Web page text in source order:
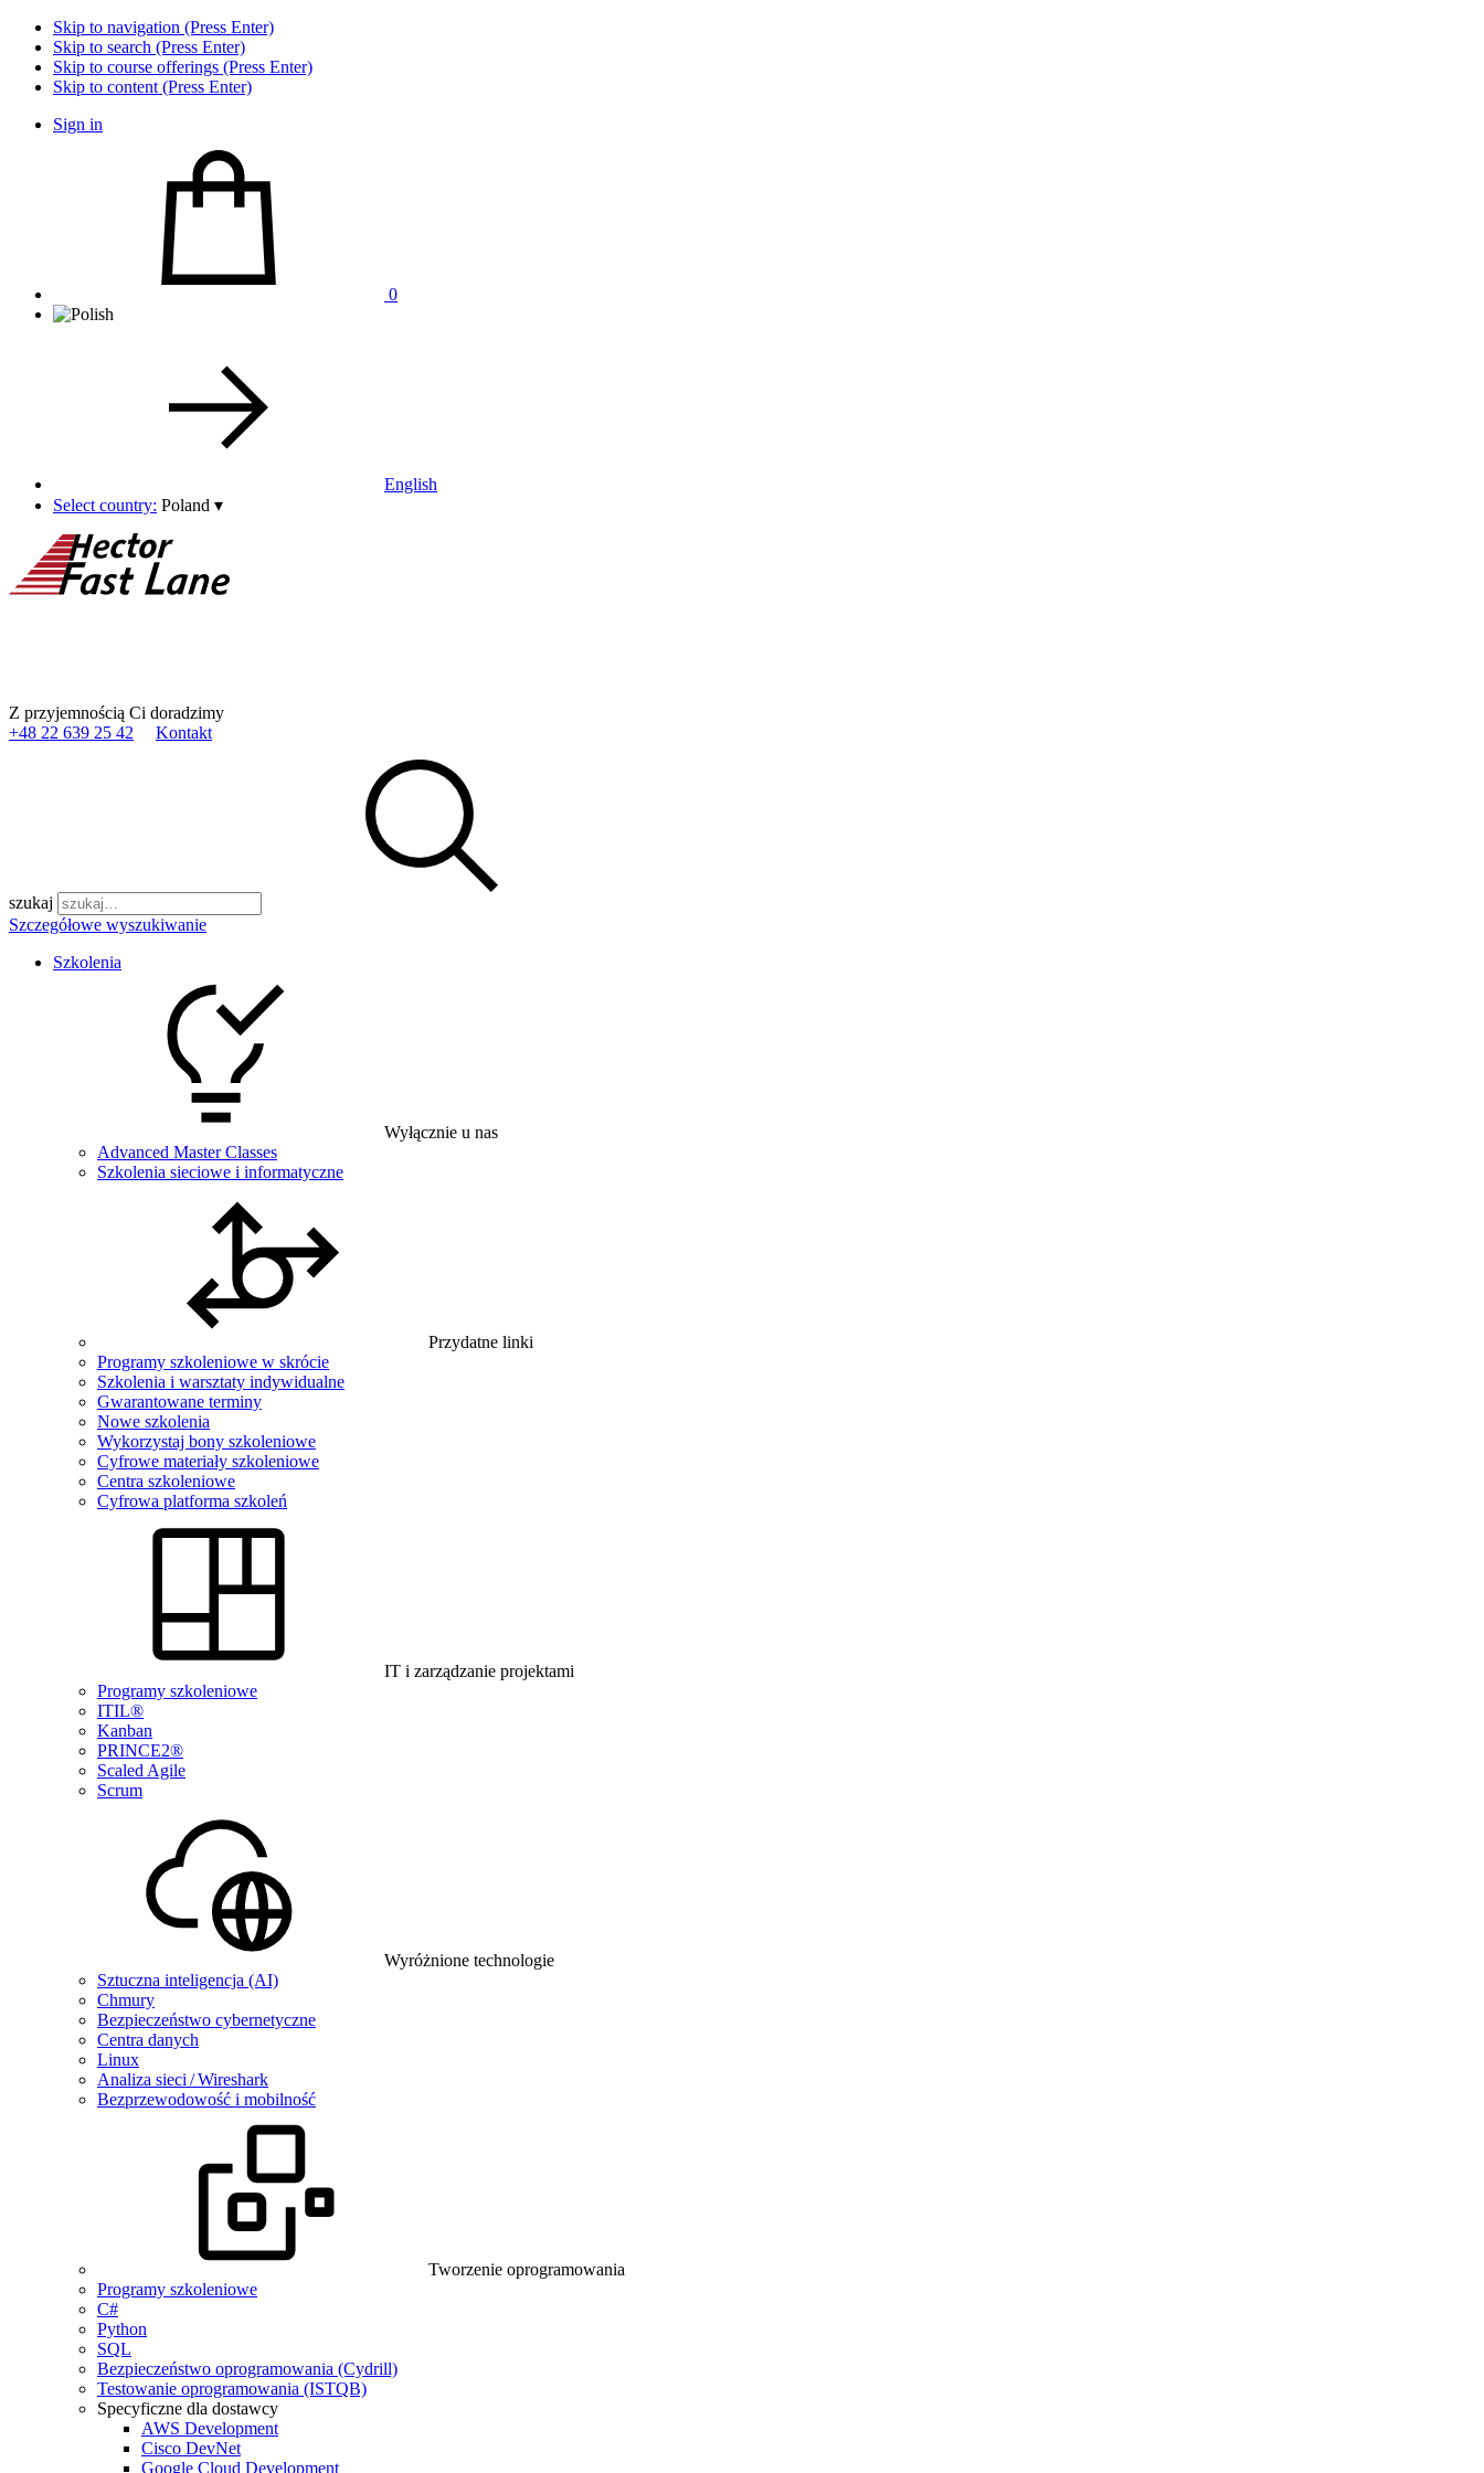
Skip to navigation (Press Enter)
Skip to search (Press Enter)
Skip to course offerings (Press Enter)
Skip to content (Press Enter)
Sign in
0
English
Select country: Poland ▾
Z przyjemnością Ci doradzimy
+48 22 639 25 42
Kontakt
szukaj
Szczegółowe wyszukiwanie
Szkolenia
Wyłącznie u nas
Advanced Master Classes
Szkolenia sieciowe i informatyczne
Przydatne linki
Programy szkoleniowe w skrócie
Szkolenia i warsztaty indywidualne
Gwarantowane terminy
Nowe szkolenia
Wykorzystaj bony szkoleniowe
Cyfrowe materiały szkoleniowe
Centra szkoleniowe
Cyfrowa platforma szkoleń
IT i zarządzanie projektami
Programy szkoleniowe
ITIL®
Kanban
PRINCE2®
Scaled Agile
Scrum
Wyróżnione technologie
Sztuczna inteligencja (AI)
Chmury
Bezpieczeństwo cybernetyczne
Centra danych
Linux
Analiza sieci / Wireshark
Bezprzewodowość i mobilność
Tworzenie oprogramowania
Programy szkoleniowe
C#
Python
SQL
Bezpieczeństwo oprogramowania (Cydrill)
Testowanie oprogramowania (ISTQB)
Specyficzne dla dostawcy
AWS Development
Cisco DevNet
Google Cloud Development